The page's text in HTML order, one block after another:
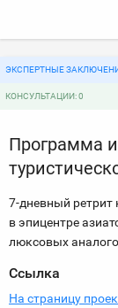
ЭКСПЕРТНЫЕ
КОНСУЛЬТАЦИИ: 0
Программа
7-дневный ретрит
в эпицентре
люксовых
Ссылка
На страницу